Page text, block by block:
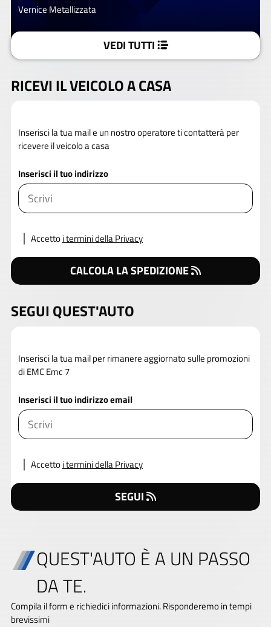
Vernice Metallizzata
VEDI TUTTI
RICEVI IL VEICOLO A CASA
Inserisci la tua mail e un nostro operatore ti contatterà per
ricevere il veicolo a casa
Inserisci il tuo indirizzo
Accettoi termini della Privacy
CALCOLA LA SPEDIZIONE
SEGUI QUEST'AUTO
Inserisci la tua mail per rimanere aggiornato sulle promozioni
di EMC Emc 7
Inserisci il tuo indirizzo email
Accettoi termini della Privacy
SEGUI
QUEST'AUTO È A UN PASSO
DA TE.
Compila il form e richiedici informazioni. Risponderemo in tempi
brevissimi